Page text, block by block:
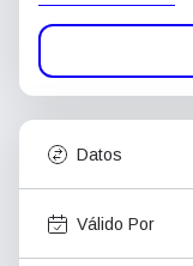
Datos
Válido Por